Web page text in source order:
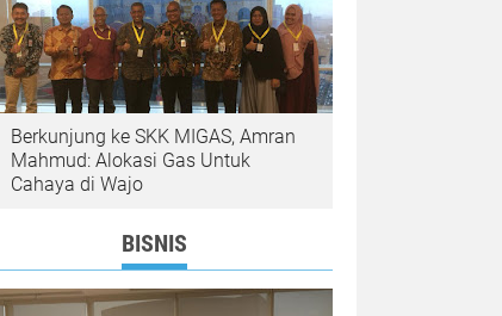
Berkunjung ke SKK MIGAS, Amran
Mahmud: Alokasi Gas Untuk
Cahaya di Wajo
BISNIS